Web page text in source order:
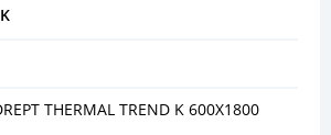
THERMAL TREND K 600X1800